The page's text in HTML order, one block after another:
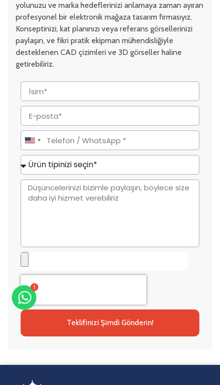
yolunuzu ve marka hedeflerinizi anlamaya zaman ayıran
profesyonel bir elektronik mağaza tasarım firmasıyız.
Konseptinizi, kat planınızı veya referans görsellerinizi
paylaşın, ve fikri pratik ekipman mühendisliğiyle
desteklenen CAD çizimleri ve 3D görseller haline
getirebiliriz.
United
States
+1
Teklifinizi Şimdi Gönderin!